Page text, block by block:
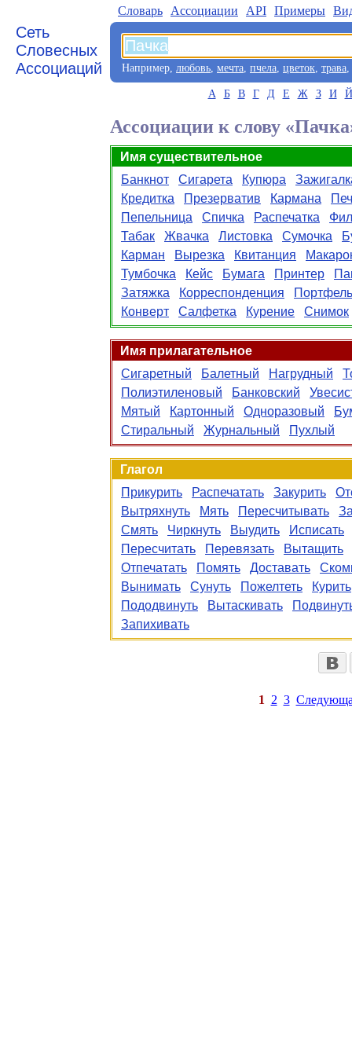
Сеть
Словесных
Ассоциаций
Словарь Aссоциации API Примеры
Например, любовь, мечта, пчела, цветок, трава,
А Б В Г Д Е Ж З И Й
Ассоциации к слову
Имя существительное
Банкнот
Сигарета Купюра
Кредитка
Презерватив Кармана
Пепельница
Спичка Распечатка
Табак
Жвачка Листовка Сумочка
Карман
Вырезка Квитанция
Тумбочка
Кейс Бумага Принтер
Затяжка
Корреспонденция
Портфель
Конверт
Салфетка Курение Снимок
Имя прилагательное
Сигаретный
Балетный Нагрудный
Полиэтиленовый
Банковский
Мятый
Картонный Одноразовый
Стиральный
Журнальный Пухлый
Глагол
Прикурить
Распечатать Закурить
Вытряхнуть
Мять Пересчитывать
Смять
Чиркнуть Выудить
Исписать
Пересчитать
Перевязать
Вытащить
Отпечатать
Помять Доставать
Вынимать
Сунуть Пожелтеть
Курить
Пододвинуть
Вытаскивать
Запихивать
1 2 3